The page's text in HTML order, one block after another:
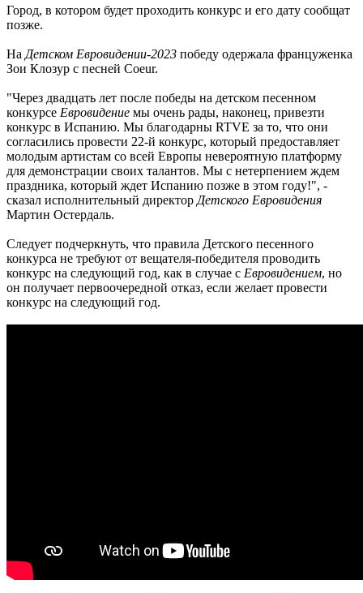
Город, в котором будет проходить конкурс и его дату сообщат
позже.
На Детском Евровидении-2023 победу одержала француженка
Зои Клозур с песней Coeur.
"Через двадцать лет после победы на детском песенном
конкурсе Евровидение мы очень рады, наконец, привезти
конкурс в Испанию. Мы благодарны RTVE за то, что они
согласились провести 22-й конкурс, который предоставляет
молодым артистам со всей Европы невероятную платформу
для демонстрации своих талантов. Мы с нетерпением ждем
праздника, который ждет Испанию позже в этом году!", -
сказал исполнительный директор Детского Евровидения
Мартин Остердаль.
Следует подчеркнуть, что правила Детского песенного
конкурса не требуют от вещателя-победителя проводить
конкурс на следующий год, как в случае с Евровидением, но
он получает первоочередной отказ, если желает провести
конкурс на следующий год.